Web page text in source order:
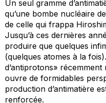
Un seul gramme
qu’une bombe nucléaire
de celle qui frappa
Jusqu’à ces dernières
produire que quelques
(quelques atomes à la
d’antiprotons»
ouvre de formidables
production d’antimatière
renforcée.